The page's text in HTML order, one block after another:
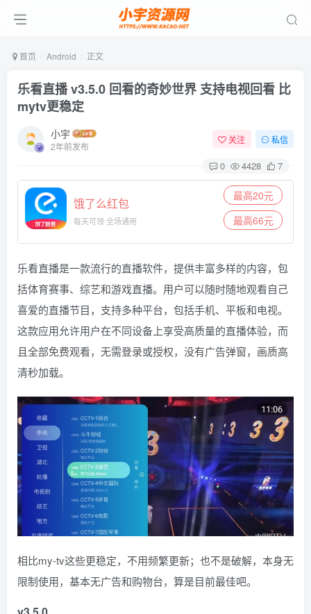
首页 Android 正文
乐看直播 v3.5.0 回看的奇妙世界 支持电视回看 比
mytv更稳定
小宇
2年前发布
关注 私信
0 4428 7
饿了么红包
每天可领 全场通用
最高20元
最高66元
乐看直播是一款流行的直播软件，提供丰富多样的内容，包
括体育赛事、综艺和游戏直播。用户可以随时随地观看自己
喜爱的直播节目，支持多种平台，包括手机、平板和电视。
这款应用允许用户在不同设备上享受高质量的直播体验，而
且全部免费观看，无需登录或授权，没有广告弹窗，画质高
清秒加载。
相比my-tv这些更稳定，不用频繁更新；也不是破解，本身无
限制使用，基本无广告和购物台，算是目前最佳吧。